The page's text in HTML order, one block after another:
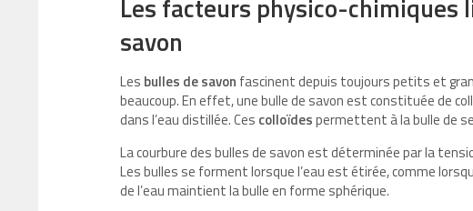
Les facteurs physico-chimiques
savon
Les bulles de savon fascinent depuis toujours petits et
beaucoup. En effet, une bulle de savon est constituée de
dans l’eau distillée. Ces colloïdespermettent à la bulle de
La courbure des bulles de savon est déterminée par la
Les bulles se forment lorsque l’eau est étirée, comme
de l’eau maintient la bulle en forme sphérique.